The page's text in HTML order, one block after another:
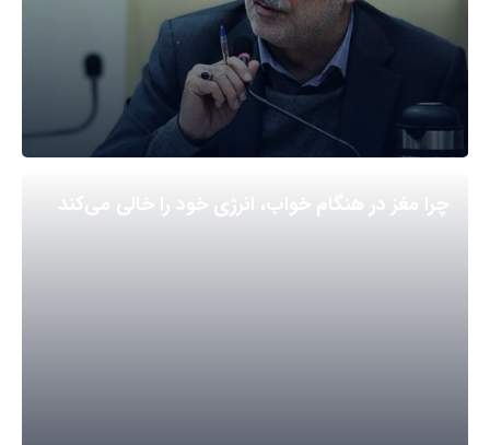
چرا مغز در هنگام خواب، انرژی خود را خالی می‌کند